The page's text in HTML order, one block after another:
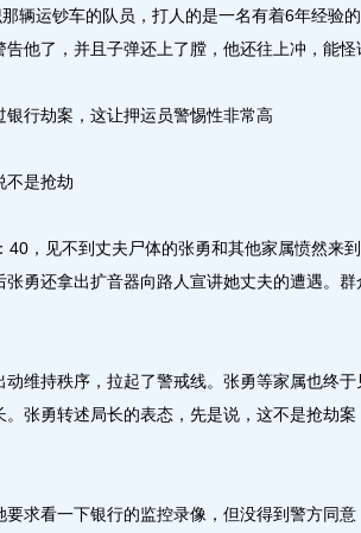
那辆运钞车的队员，打人的是一名有着6年经验
告他了，并且子弹还上了膛，他还往上冲，能怪
行劫案，这让押运员警惕性非常高
是抢劫
，见不到丈夫尸体的张勇和其他家属愤然来到
张勇还拿出扩音器向路人宣讲她丈夫的遭遇。
持秩序，拉起了警戒线。张勇等家属也终于
。张勇转述局长的表态，先是说，这不是抢劫
看一下银行的监控录像，但没得到警方同意